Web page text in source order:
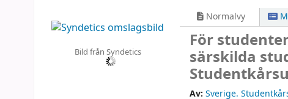
Bild från Syndetics
Normalvy
För
särskilda
Av: Sverige.